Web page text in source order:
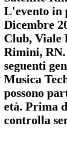
L'evento in
Dicembre
Club, Viale
Rimini, RN.
seguenti
Musica
possono
età. Prima
controlla